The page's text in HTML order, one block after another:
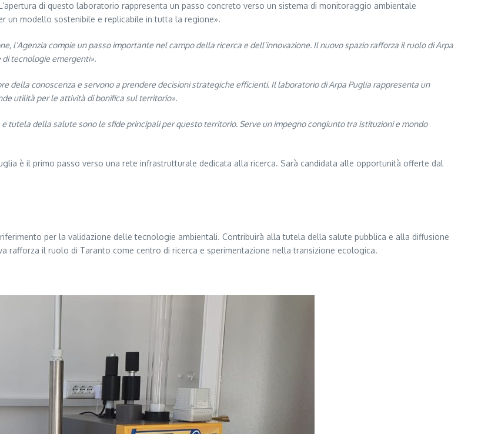
di questo laboratorio rappresenta un passo concreto verso un sistema di monitoraggio ambientale
un modello sostenibile e replicabile in tutta la regione».
l’Agenzia compie un passo importante nel campo della ricerca e dell’innovazione. Il nuovo spazio rafforza il ruolo di Arpa
tecnologie emergenti».
della conoscenza e servono a prendere decisioni strategiche efficienti. Il laboratorio di Arpa Puglia rappresenta un
utilità per le attività di bonifica sul territorio».
e tutela della salute sono le sfide principali per questo territorio. Serve un impegno congiunto tra istituzioni e mondo
è il primo passo verso una rete infrastrutturale dedicata alla ricerca. Sarà candidata alle opportunità offerte dal
per la validazione delle tecnologie ambientali. Contribuirà alla tutela della salute pubblica e alla diffusione
rafforza il ruolo di Taranto come centro di ricerca e sperimentazione nella transizione ecologica.